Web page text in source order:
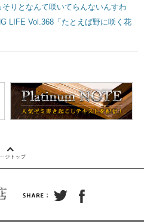
そりとなんて咲いてらんないんすわ
LIFE Vol.368「たとえば野に咲く花